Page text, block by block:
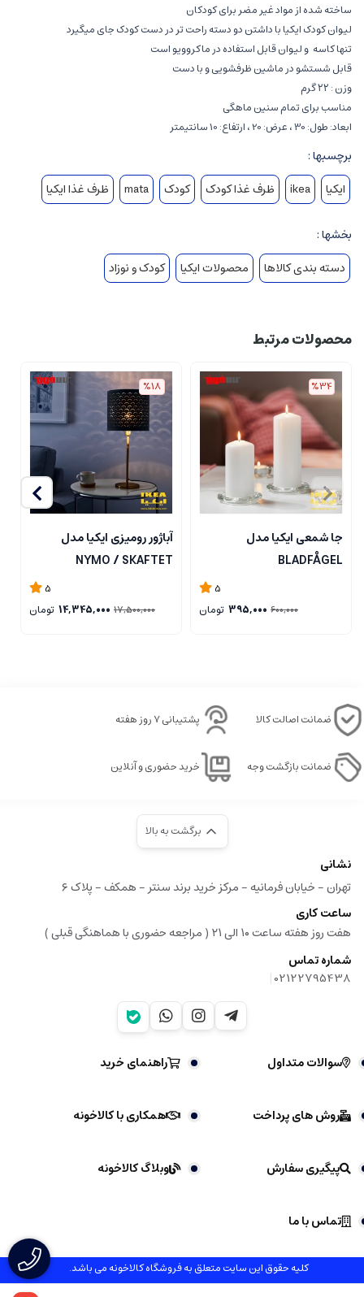
ساخته شده از مواد غیر مضر برای کودکان
لیوان کودک ایکیا با داشتن دو دسته راحت تر در دست کودک جای میگیرد
تنها کاسه و لیوان قابل استفاده در ماکروویو است
قابل شستشو در ماشین ظرفشویی و با دست
وزن : ۲۲ گرم
مناسب برای تمام سنین ماهگی
ابعاد: طول: 30 ، عرض: 20 ، ارتفاع: 10 سانتیمتر
برچسبها :
ایکیا
ikea ظرف غذا کودک کودک mata ظرف غذا ایکیا
بخشها :
دسته بندی کالاها
محصولات ایکیا کودک و نوزاد
محصولات مرتبط
%34
جا شمعی ایکیا مدل
BLADFÅGEL
5
600,000
395,000 تومان
%18
آباژور رومیزی ایکیا مدل
NYMO / SKAFTET
5
17,500,000
14,345,000 تومان
ضمانت اصالت کالا پشتیبانی ۷ روز هفته
ضمانت بازگشت وجه خرید حضوری و آنلاین
برگشت به بالا
نشانی
تهران - خیابان فرمانیه - مرکز خرید برند سنتر - همکف - پلاک ۶
ساعت کاری
هفت روز هفته ساعت ۱۰ الی ۲۱ ( مراجعه حضوری با هماهنگی قبلی )
شماره تماس
02122795438
|
سوالات متداول راهنمای خرید
روش های پرداخت همکاری با کالاخونه
پیگیری سفارش وبلاگ کالاخونه
تماس با ما
کلیه حقوق این سایت متعلق به فروشگاه کالاخونه می باشد.